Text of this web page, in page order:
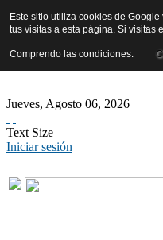
Jueves, Agosto 06, 2026
Text Size
Iniciar sesión
Este sitio utiliza cookies de
tus visitas a esta página. Si visitas
Comprendo las condiciones.